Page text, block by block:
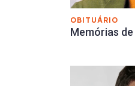
OBITUÁRIO
Memórias